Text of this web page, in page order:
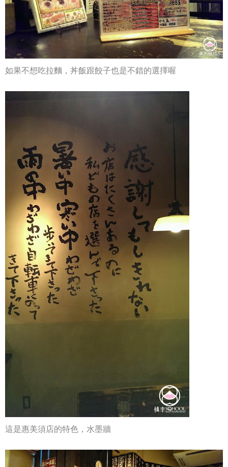
如果不想吃拉麵，丼飯跟餃子也是不錯的選擇喔
這是惠美須店的特色，水墨牆